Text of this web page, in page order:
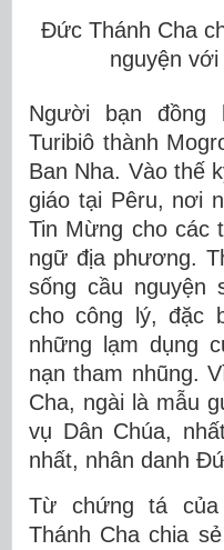
Đức Thánh Cha
nguyện
Người bạn đồng
Turibiô thành
Ban Nha. Vào thế
giáo tại Pêru, nơi
Tin Mừng cho các
ngữ địa phương.
sống cầu nguyện
cho công lý, đặc
những lạm dụng
nạn tham nhũng.
Cha, ngài là mẫu
vụ Dân Chúa,
nhất, nhân danh
Từ chứng tá
Thánh Cha chia